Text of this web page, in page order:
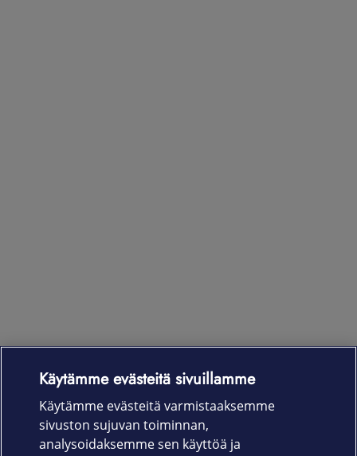
Laitteet & liittymät
Palvelut
Käytämme evästeitä sivuillamme
Käytämme evästeitä varmistaaksemme
sivuston sujuvan toiminnan,
analysoidaksemme sen käyttöä ja